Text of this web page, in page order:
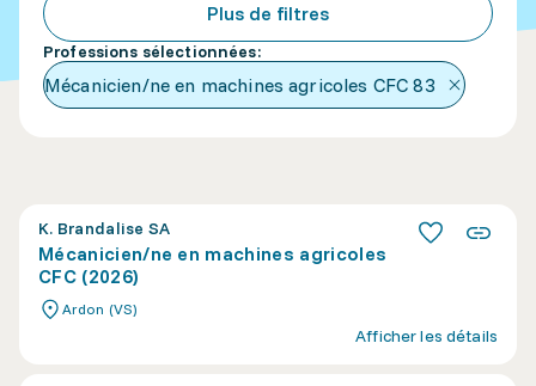
Plus de filtres
Professions sélectionnées:
Mécanicien/ne en machines agricoles CFC 83
K. Brandalise SA
Mécanicien/ne en machines agricoles
CFC (2026)
Ardon (VS)
Afficher les détails